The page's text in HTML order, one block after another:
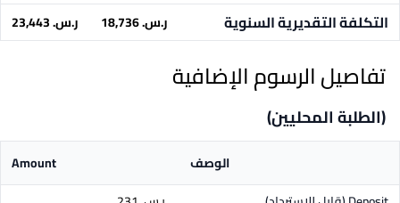
التكلفة التقديرية السنوية ر.س.‏ 18,736 ر.س.‏ 23,443
تفاصيل الرسوم الإضافية
(الطلبة المحليين)
الوصف
Amount